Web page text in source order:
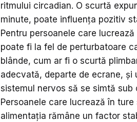
ritmului circadian. O scurtă
minute, poate influența pozitiv
Pentru persoanele care
poate fi la fel de perturbatoare
blânde, cum ar fi o scurtă
adecvată, departe de ecrane,
sistemul nervos să se simtă sub
Persoanele care lucrează în
alimentația rămâne un factor